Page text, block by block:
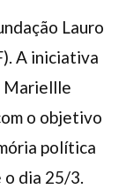
Lauro
A iniciativa
Mariellle
o objetivo
política
o dia 25/3.